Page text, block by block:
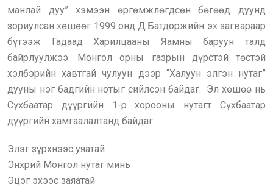
манлай дуу” хэмээн өргөмжлөгдсөн бөгөөд дуунд
зориулсан хөшөөг 1999 онд Д.Батдоржийн эх загвараар
бүтээж Гадаад Харилцааны Яамны баруун талд
байрлуулжээ. Монгол орны газрын дүрстэй төстэй
хэлбэрийн хавтгай чулуун дээр “Халуун элгэн нутаг”
дууны нэг бадгийн нотыг сийлсэн байдаг. Эл хөшөө нь
Сүхбаатар дүүргийн 1-р хорооны нутагт Сүхбаатар
дүүргийн хамгаалалтанд байдаг.
Элэг зүрхнээс уяатай
Энхрий Монгол нутаг минь
Эцэг эхээс заяатай